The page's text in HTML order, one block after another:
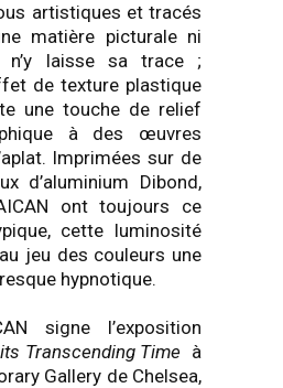
artistiques et tracés
matière picturale ni
n’y laisse sa trace ;
de texture plastique
une touche de relief
à des œuvres
Imprimées sur de
d’aluminium Dibond,
ont toujours ce
cette luminosité
jeu des couleurs une
hypnotique.
signe l’exposition
Transcending Time à
Gallery de Chelsea,